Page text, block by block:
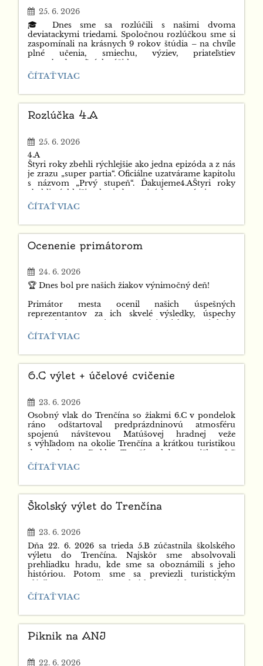
🏅:
25. 6. 2026
🎓 Dnes sme sa rozlúčili s našimi dvoma
deviatackymi triedami. Spoločnou rozlúčkou sme si
zaspomínali na krásnych 9 rokov štúdia – na chvíle
plné učenia, smiechu, výziev, priateľstiev
a nezabudnuteľných zážitkov. ❤️
Pozreli sme si spomienkové video a fotografie,
žiakov, videli tanečnú choreografiu aj gitarové sólo
a nechýbal ani Kahoot, v ktorom sme si overili, ako
dobre poznáme nielen našich deviatakov, ale aj
ROZLÚČKA
ČÍTAŤ VIAC
Rozlúčka 4.A
25. 6. 2026
4.A
Štyri roky zbehli rýchlejšie ako jedna epizóda a z nás
je zrazu „super partia“. Oficiálne uzatvárame kapitolu
s názvom „Prvý stupeň“. Ďakujeme4.AŠtyri roky
zbehli rýchlejšie ako jedna epizóda a z nás je zrazu
„super partia“. Oficiálne uzatvárame kapitolu
s názvom „Prvý stupeň“. Ďakujeme
ROZLÚČKA
ČÍTAŤ VIAC
Ocenenie primátorom
24. 6. 2026
🏆 Dnes bol pre našich žiakov výnimočný deň!
Primátor mesta ocenil našich úspešných
reprezentantov za ich skvelé výsledky, úspechy
v súťažiach a vzornú reprezentáciu nielen našej školy,
ale aj mesta Žilina 👏💙
času, ktoré venovali príprave. Ďakujeme za krásnu
reprezentáciu a želáme im veľa ďalších úspechov,
radosti a splnených cieľov na strednej škole 🍀✨
OCENENIE
ČÍTAŤ VIAC
6.C výlet + účelové cvičenie
23. 6. 2026
Osobný vlak do Trenčína so žiakmi 6.C v pondelok
ráno odštartoval predprázdninovú atmosféru
spojenú návštevou Matúšovej hradnej veže
s výhľadom na okolie Trenčína a krátkou turistikou
do lodenice Dukly Trenčín, kde partička 6.C
pod vedením inštruktora, bývaleho reprezentanta SR
v kanoistike, okúsila techniku a silu vesla na hladine
Trenčína, kde navštívili ďalšie pamiatky a krásy
európskeho mesta 2026 . Záver výletu bola jazda
6.C
+
ÚČELOVÉ
CVIČENIE:
ČÍTAŤ VIAC
Školský výlet do Trenčína
23. 6. 2026
Dňa 22. 6. 2026 sa trieda 5.B zúčastnila školského
výletu do Trenčína. Najskôr sme absolvovali
prehliadku hradu, kde sme sa oboznámili s jeho
históriou. Potom sme sa previezli turistickým
vláčikom a zastavili sa na krátku prestávku v prírode.
Na záver sme navštívili OC Laugaricio, kde sme mali
čas na občerstvenie a nákupy. Výlet sa vydaril a všetci
ŠKOLSKÝ
DO
TRENČÍNA:
ČÍTAŤ VIAC
Piknik na ANJ
22. 6. 2026